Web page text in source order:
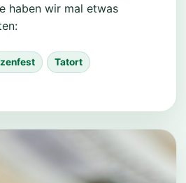
haben wir mal etwas
Tatort